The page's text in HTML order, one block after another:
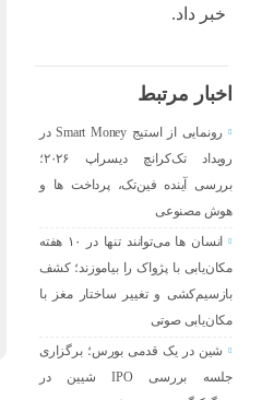
خبر داد.
اخبار مرتبط
رونمایی از استیج Smart Money در
رویداد تک‌کرانچ دیسراپ ۲۰۲۶؛
بررسی آینده فین‌تک، پرداخت‌ ها و
هوش مصنوعی
انسان‌ ها می‌توانند تنها در ۱۰ هفته
مکان‌یابی با پژواک را بیاموزند؛ کشف
بازسیم‌کشی و تغییر ساختار مغز با
مکان‌یابی صوتی
شین در یک قدمی بورس؛ برگزاری
جلسه بررسی IPO شیین در